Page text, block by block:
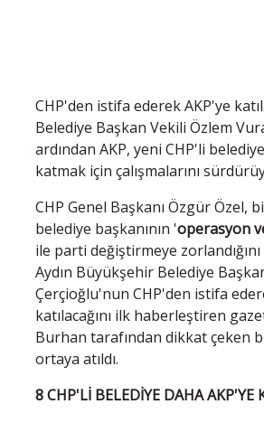
CHP'den istifa ederek AKP'ye
Belediye Başkan Vekili Özlem
ardından AKP, yeni CHP'li
katmak için çalışmalarını
CHP Genel Başkanı Özgür Özel,
belediye başkanının 'operasyon
ile parti değiştirmeye
Aydın Büyükşehir Belediye
Çerçioğlu'nun CHP'den istifa
katılacağını ilk haberleştiren
Burhan tarafından dikkat çeken
ortaya atıldı.
8 CHP'Lİ BELEDİYE DAHA AKP'YE